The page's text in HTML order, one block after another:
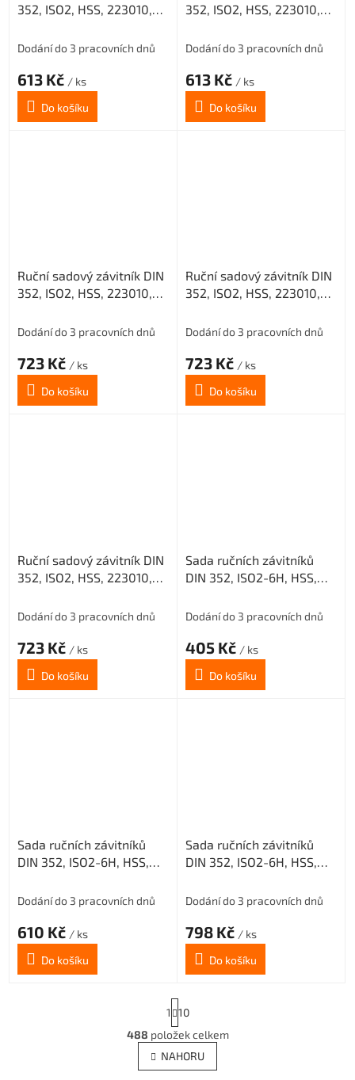
352, ISO2, HSS, 223010,
Dodání do 3 pracovních dnů
613 Kč / ks
Do košíku
352, ISO2, HSS, 223010,
Dodání do 3 pracovních dnů
613 Kč / ks
Do košíku
Ruční sadový závitník DIN
352, ISO2, HSS, 223010,
Dodání do 3 pracovních dnů
723 Kč / ks
Do košíku
Ruční sadový závitník DIN
352, ISO2, HSS, 223010,
Dodání do 3 pracovních dnů
723 Kč / ks
Do košíku
Ruční sadový závitník DIN
352, ISO2, HSS, 223010,
Dodání do 3 pracovních dnů
723 Kč / ks
Do košíku
Sada ručních závitníků
DIN 352, ISO2-6H, HSS,
Dodání do 3 pracovních dnů
405 Kč / ks
Do košíku
Sada ručních závitníků
DIN 352, ISO2-6H, HSS,
Dodání do 3 pracovních dnů
610 Kč / ks
Do košíku
Sada ručních závitníků
DIN 352, ISO2-6H, HSS,
Dodání do 3 pracovních dnů
798 Kč / ks
Do košíku
O
v
l
S
t
r
á
n
k
1
10
488 položek celkem
NAHORU